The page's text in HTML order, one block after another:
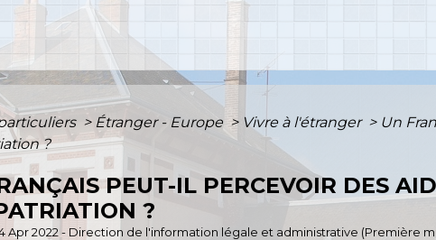
> Étranger - Europe > Vivre à l'étranger > Un
?
PEUT-IL PERCEVOIR DES
?
Apr 2022 - Direction de l'information légale et administrative (Première